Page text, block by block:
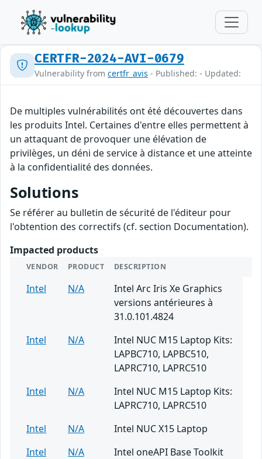
CERTFR-2024-AVI-0679
Vulnerability from certfr_avis - Published: - Updated:
De multiples vulnérabilités ont été découvertes dans
les produits Intel. Certaines d'entre elles permettent à
un attaquant de provoquer une élévation de
privilèges, un déni de service à distance et une atteinte
à la confidentialité des données.
Solutions
Se référer au bulletin de sécurité de l'éditeur pour
l'obtention des correctifs (cf. section Documentation).
Impacted products
VENDOR PRODUCT DESCRIPTION
Intel N/A
Intel Arc Iris Xe Graphics
versions antérieures à
31.0.101.4824
Intel
N/A
Intel NUC M15 Laptop Kits:
LAPBC710, LAPBC510,
LAPRC710, LAPRC510
Intel
N/A
Intel NUC M15 Laptop Kits:
LAPRC710, LAPRC510
Intel
N/A
Intel NUC X15 Laptop
Intel
N/A
Intel oneAPI Base Toolkit